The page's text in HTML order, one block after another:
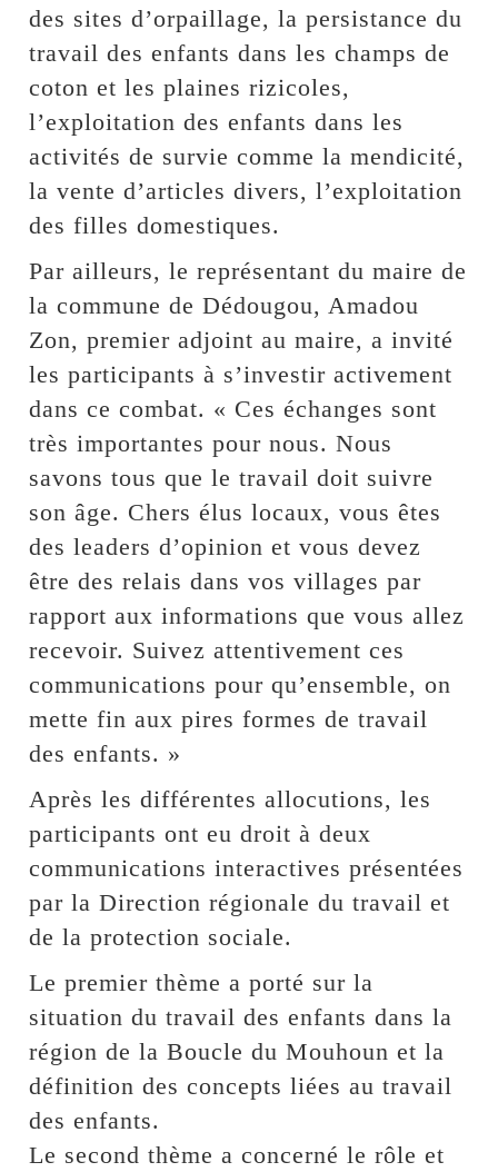
des sites d’orpaillage, la persistance du
travail des enfants dans les champs de
coton et les plaines rizicoles,
l’exploitation des enfants dans les
activités de survie comme la mendicité,
la vente d’articles divers, l’exploitation
des filles domestiques.
Par ailleurs, le représentant du maire de
la commune de Dédougou, Amadou
Zon, premier adjoint au maire, a invité
les participants à s’investir activement
dans ce combat. « Ces échanges sont
très importantes pour nous. Nous
savons tous que le travail doit suivre
son âge. Chers élus locaux, vous êtes
des leaders d’opinion et vous devez
être des relais dans vos villages par
rapport aux informations que vous allez
recevoir. Suivez attentivement ces
communications pour qu’ensemble, on
mette fin aux pires formes de travail
des enfants. »
Après les différentes allocutions, les
participants ont eu droit à deux
communications interactives présentées
par la Direction régionale du travail et
de la protection sociale.
Le premier thème a porté sur la
situation du travail des enfants dans la
région de la Boucle du Mouhoun et la
définition des concepts liées au travail
des enfants.
Le second thème a concerné le rôle et